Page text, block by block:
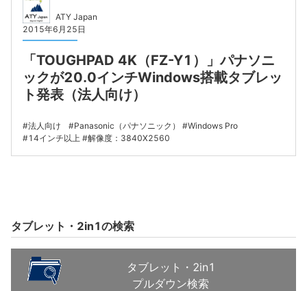
ATY Japan
2015年6月25日
「TOUGHPAD 4K（FZ-Y1）」パナソニ
ックが20.0インチWindows搭載タブレッ
ト発表（法人向け）
法人向け Panasonic（パナソニック）
Windows Pro
14インチ以上
解像度：3840X2560
タブレット・2in1の検索
タブレット・2in1
プルダウン検索